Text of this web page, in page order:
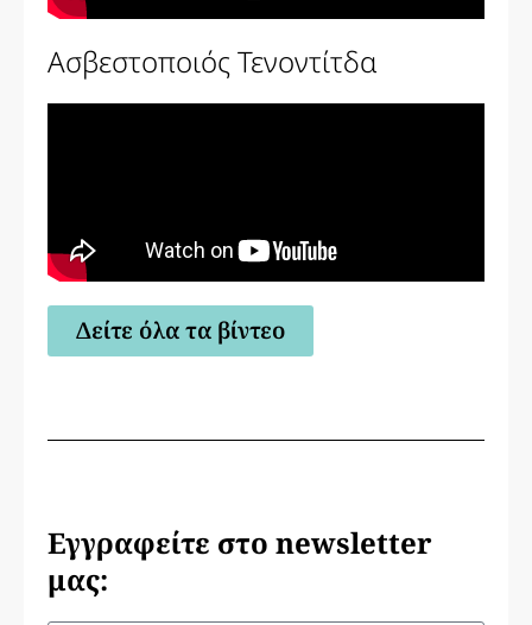
Ασβεστοποιός Τενοντίτδα
Δείτε όλα τα βίντεο
Εγγραφείτε στο newsletter
μας: